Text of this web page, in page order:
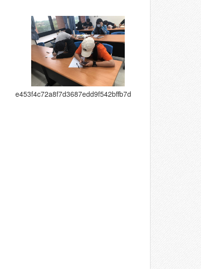
e453f4c72a8f7d3687edd9f542bffb7d